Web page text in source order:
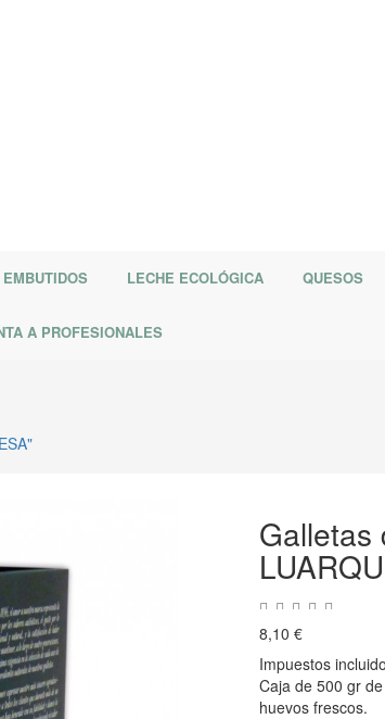
EMBUTIDOS LECHE ECOLÓGICA QUESOS
A PROFESIONALES
Galletas
8,10 €
Impuestos
Caja de 500 gr
huevos frescos.